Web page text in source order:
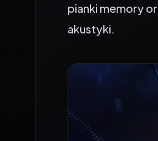
akustyki.